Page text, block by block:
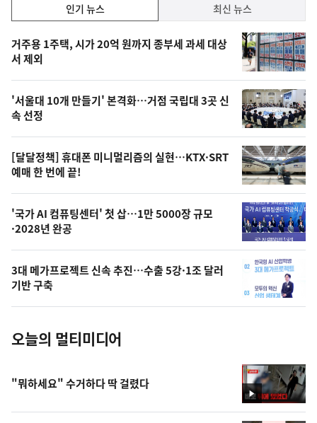
기,
최
신,
오
늘
의
영
상
오
의
사
진
인기 뉴스 최신 뉴스
기
뉴
스
거주용 1주택, 시가 20억 원까지 종부세 과세 대상
서 제외
'서울대 10개 만들기' 본격화…거점 국립대 3곳 신
속 선정
[달달정책] 휴대폰 미니멀리즘의 실현…KTX·SRT
예매 한 번에 끝!
'국가 AI 컴퓨팅센터' 첫 삽…1만 5000장 규모
·2028년 완공
3대 메가프로젝트 신속 추진…수출 5강·1조 달러
기반 구축
오늘의 멀티미디어
영
상
"뭐하세요" 수거하다 딱 걸렸다